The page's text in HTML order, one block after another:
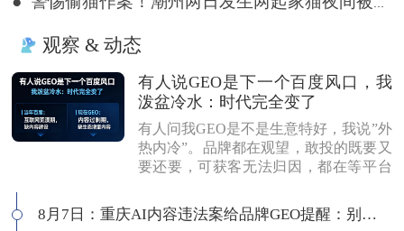
观察 & 动态
有人说GEO是下一个百度风口，我
泼盆冷水：时代完全变了
有人问我GEO是不是生意特好，我说”外
热内冷”。品牌都在观望，敢投的既要又
要还要，可获客无法归因，都在等平台
的百度代理风口，我不认同：当年缺内
容，现在缺增量内容；当年用户好引
8月7日：重庆AI内容违法案给品牌GEO提醒：别把AI当挡箭牌